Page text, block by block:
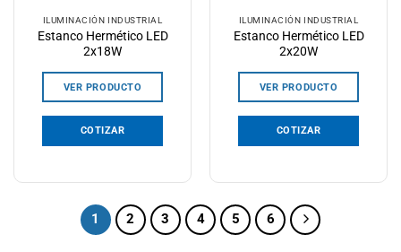
ILUMINACIÓN INDUSTRIAL
Estanco Hermético LED
2x18W
VER PRODUCTO
COTIZAR
ILUMINACIÓN INDUSTRIAL
Estanco Hermético LED
2x20W
VER PRODUCTO
COTIZAR
1 2 3 4 5 6